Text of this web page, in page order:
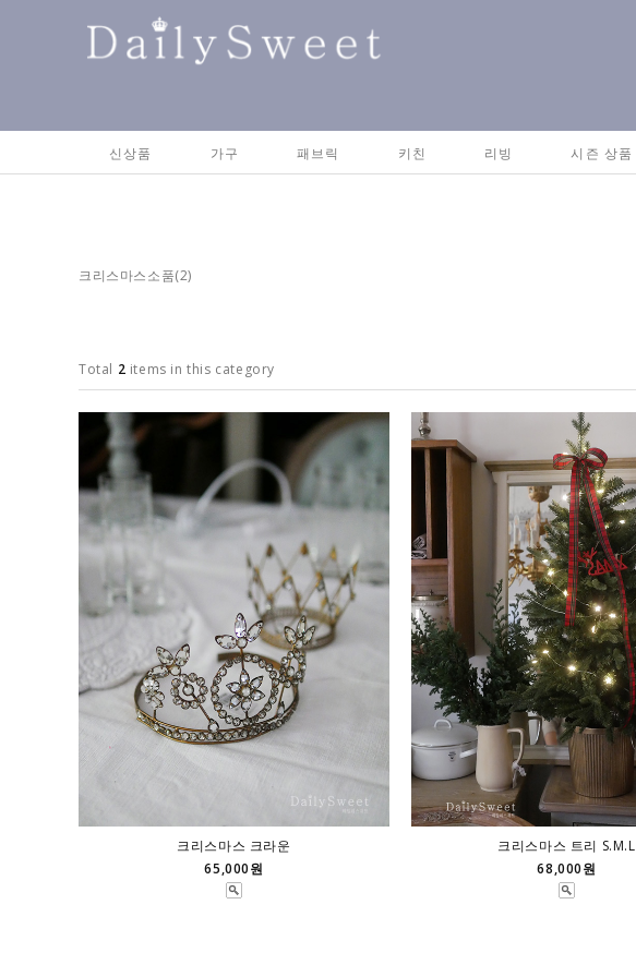
신상품 가구 패브릭 키친 리빙 시즌 상품
크리스마스소품(2)
Total 2 items in this category
크리스마스 크라운
65,000원
크리스마스 트리 S.M.L
68,000원